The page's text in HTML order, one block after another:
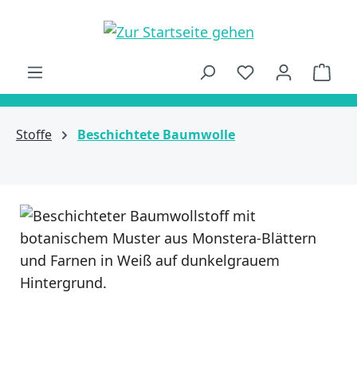
Stoffe Beschichtete Baumwolle
Bildergalerie überspringen